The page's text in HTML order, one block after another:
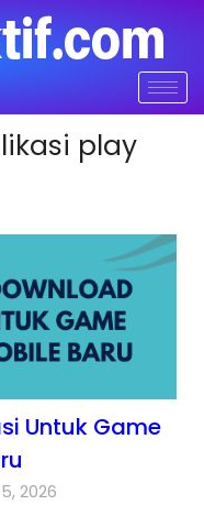
play
Untuk Game
2026